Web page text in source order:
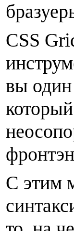
CSS
вы
С этим